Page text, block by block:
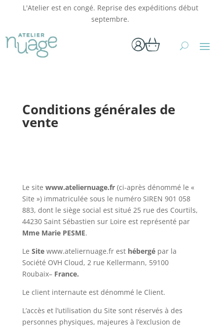
L'Atelier est en congé. Reprise des expéditions début
septembre.
Conditions générales de
vente
Le site www.ateliernuage.fr(ci-après dénommé le «
Site ») immatriculée sous le numéro SIREN 901 058
883, dont le siège social est situé 25 rue des Courtils,
44230 Saint Sébastien sur Loire est représenté par
Mme Marie PESME.
Le Sitewww.ateliernuage.fr est hébergépar la
Société OVH Cloud, 2 rue Kellermann, 59100
Roubaix– France.
Le client internaute est dénommé le Client.
L’accès et l’utilisation du Site sont réservés à des
personnes physiques, majeures à l’exclusion de